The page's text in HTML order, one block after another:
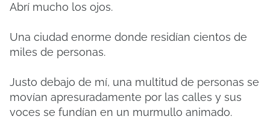
Abrí mucho los ojos.
Una ciudad enorme donde residían cientos de
miles de personas.
Justo debajo de mí, una multitud de personas se
movían apresuradamente por las calles y sus
voces se fundían en un murmullo animado.